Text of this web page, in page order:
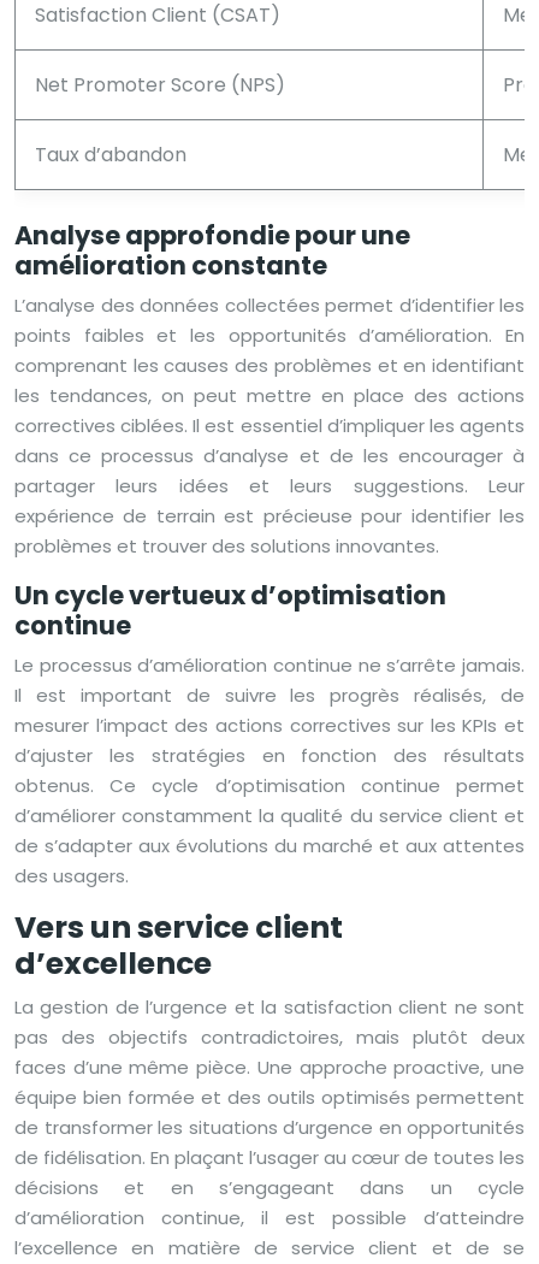
Satisfaction Client (CSAT)
Net Promoter Score (NPS)
Taux d’abandon
Analyse approfondie pour une
amélioration constante
L’analyse des données collectées permet d’identifier les
points faibles et les opportunités d’amélioration. En
comprenant les causes des problèmes et en identifiant
les tendances, on peut mettre en place des actions
correctives ciblées. Il est essentiel d’impliquer les agents
dans ce processus d’analyse et de les encourager à
partager leurs idées et leurs suggestions. Leur
expérience de terrain est précieuse pour identifier les
problèmes et trouver des solutions innovantes.
Un cycle vertueux d’optimisation
continue
Le processus d’amélioration continue ne s’arrête jamais.
Il est important de suivre les progrès réalisés, de
mesurer l’impact des actions correctives sur les KPIs et
d’ajuster les stratégies en fonction des résultats
obtenus. Ce cycle d’optimisation continue permet
d’améliorer constamment la qualité du service client et
de s’adapter aux évolutions du marché et aux attentes
des usagers.
Vers un service client
d’excellence
La gestion de l’urgence et la satisfaction client ne sont
pas des objectifs contradictoires, mais plutôt deux
faces d’une même pièce. Une approche proactive, une
équipe bien formée et des outils optimisés permettent
de transformer les situations d’urgence en opportunités
de fidélisation. En plaçant l’usager au cœur de toutes les
décisions et en s’engageant dans un cycle
d’amélioration continue, il est possible d’atteindre
l’excellence en matière de service client et de se